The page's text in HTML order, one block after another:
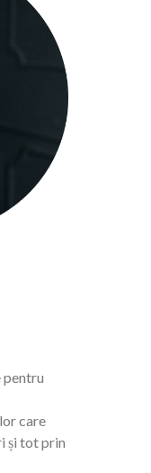
pentru
care
și tot prin